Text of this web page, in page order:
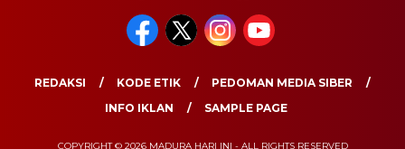
REDAKSI KODE ETIK
PEDOMAN MEDIA SIBER
INFO IKLAN
SAMPLE PAGE
COPYRIGHT © 2026 MADURA HARI INI - ALL RIGHTS RESERVED